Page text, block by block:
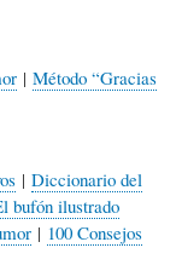
| Método “Gracias
| Diccionario del
bufón ilustrado
| 100 Consejos